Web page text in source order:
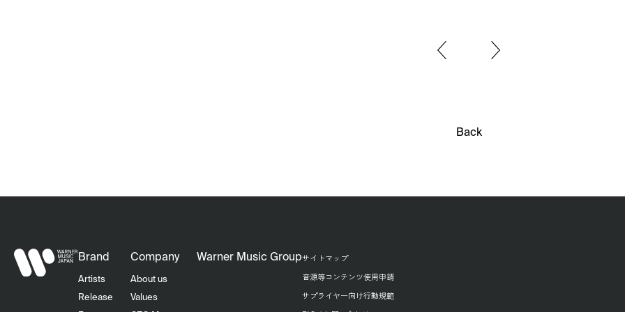
Back
Brand
Artists
Release
Company
About us
Values
Warner Music Groupサイトマップ
音源等コンテンツ使用申請
サプライヤー向け行動規範